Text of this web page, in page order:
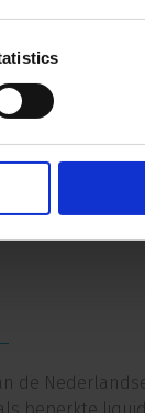
dit tot
niet
die de
verdiend in de
de